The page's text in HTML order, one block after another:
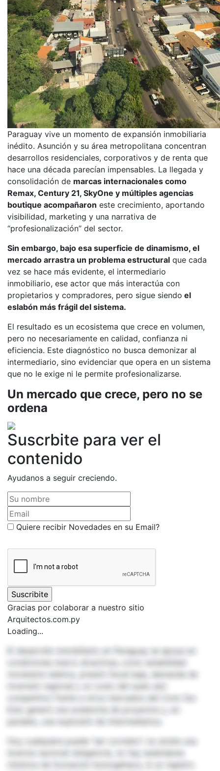
Paraguay vive un momento de expansión inmobiliaria
inédito. Asunción y su área metropolitana concentran
desarrollos residenciales, corporativos y de renta que
hace una década parecían impensables. La llegada y
consolidación de marcas internacionales como
Remax, Century 21, SkyOne y múltiples agencias
boutique acompañaron este crecimiento, aportando
visibilidad, marketing y una narrativa de
“profesionalización” del sector.
Sin embargo, bajo esa superficie de dinamismo, el
mercado arrastra un problema estructural que cada
vez se hace más evidente, el intermediario
inmobiliario, ese actor que más interactúa con
propietarios y compradores, pero sigue siendo el
eslabón más frágil del sistema.
El resultado es un ecosistema que crece en volumen,
pero no necesariamente en calidad, confianza ni
eficiencia. Este diagnóstico no busca demonizar al
intermediario, sino evidenciar que opera en un sistema
que no le exige ni le permite profesionalizarse.
Un mercado que crece, pero no se
ordena
Suscrbite para ver el
contenido
Ayudanos a seguir creciendo.
Su nombre
Email
Quiere recibir Novedades en su Email?
Gracias por colaborar a nuestro sitio
Arquitectos.com.py
Loading...
El desarrollo inmobiliario en Paraguay se apoya en
condiciones macro atractivas, como estabilidad
monetaria relativa, presión fiscal baja, demanda de
inversión regional y un costo del suelo aún
competitivo frente a otros mercados del Cono Sur.
Esto generó una avalancha de proyectos y, en
paralelo, una explosión de intermediarios.
Hoy cualquiera puede “ser corredor”, no existe una
licencia nacional obligatoria, no hay estándares
mínimos de formación homogéneos, ni un registro